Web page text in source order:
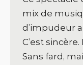
mix de
d’impudeur
C’est
Sans fard,